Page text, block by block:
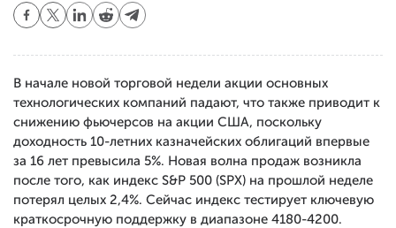
В начале новой торговой недели акции основных
технологических компаний падают, что также приводит к
снижению фьючерсов на акции США, поскольку
доходность 10-летних казначейских облигаций впервые
за 16 лет превысила 5%. Новая волна продаж возникла
после того, как индекс S&P 500 (SPX) на прошлой неделе
потерял целых 2,4%. Сейчас индекс тестирует ключевую
краткосрочную поддержку в диапазоне 4180-4200.